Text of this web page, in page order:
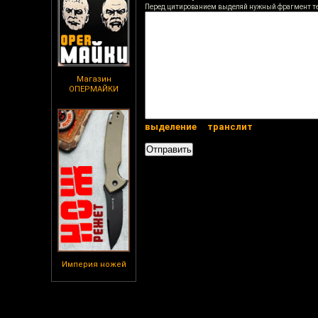
Магазин
ОПЕРМАЙКИ
Империя ножей
Перед цитированием выделяй нужный фрагмент
выделение транслит